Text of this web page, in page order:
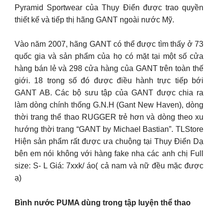
Pyramid Sportwear của Thụy Điển được trao quyền
thiết kế và tiếp thị hãng GANT ngoài nước Mỹ.
Vào năm 2007, hãng GANT có thể được tìm thấy ở 73
quốc gia và sản phẩm của họ có mặt tại một số cửa
hàng bán lẻ và 298 cửa hàng của GANT trên toàn thế
giới. 18 trong số đó được điều hành trực tiếp bới
GANT AB. Các bộ sưu tập của GANT được chia ra
làm dòng chính thống G.N.H (Gant New Haven), dòng
thời trang thể thao RUGGER trẻ hơn và dòng theo xu
hướng thời trang “GANT by Michael Bastian”. TLStore
Hiện sản phẩm rất được ưa chuộng tại Thụy Điển Dạ
bên em nói không với hàng fake nha các anh chị Full
size: S- L Giá: 7xxk/ áo( cả nam và nữ đều mặc được
ạ)
Bình nước PUMA dùng trong tập luyện thể thao